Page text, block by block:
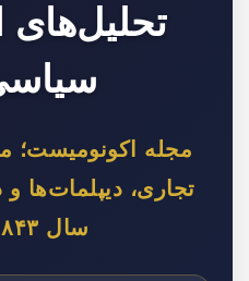
تحلیل‌های
مجله اکونومیست؛
تجاری، دیپلمات‌ها و
سال ۱۸۴۳ میلادی